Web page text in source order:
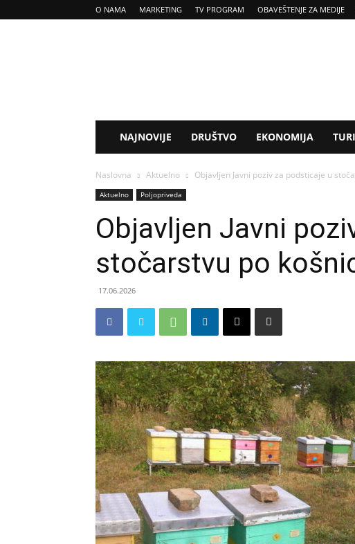
O NAMA MARKETING TV PROGRAM OBAVEŠTENJE ZA MEDIJE
NAJNOVIJE DRUŠTVO EKONOMIJA
Naslovna Aktuelno Objavljen Javni poziv za podsticaje u
Aktuelno Poljopriveda
Objavljen Javni
stočarstvu po
17.06.2026